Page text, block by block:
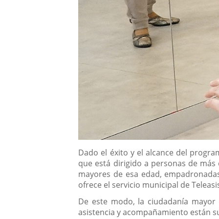
Descripción
Dado el éxito y el alcance del
que está dirigido a personas de
mayores de esa edad,
ofrece el servicio municipal de
De este modo, la ciudadanía
asistencia y acompañamiento están